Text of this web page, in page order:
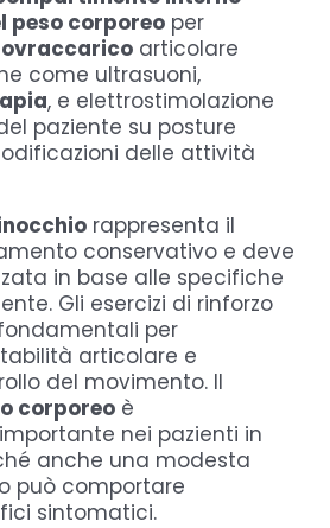
peso corporeo per
articolare
come ultrasuoni,
, e elettrostimolazione
paziente su posture
delle attività
rappresenta il
conservativo e deve
in base alle specifiche
Gli esercizi di rinforzo
per
articolare e
del movimento. Il
corporeo è
nei pazienti in
anche una modesta
può comportare
sintomatici.